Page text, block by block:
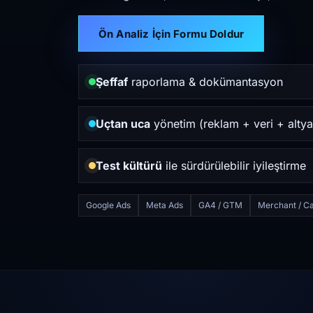
Ön Analiz İçin Formu Doldur
Şeffafraporlama & dokümantasyon
Uçtan uca yönetim (reklam + veri +
Test kültürü ile sürdürülebilir iyileştirme
Google Ads Meta Ads GA4 / GTM Merchant /